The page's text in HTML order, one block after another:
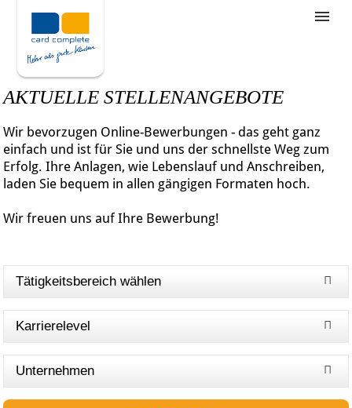
Stellenangebote
Unternehmensziele
Wie bewerbe ich mich
AKTUELLE STELLENANGEBOTE
Wir bevorzugen Online-Bewerbungen - das geht ganz
einfach und ist für Sie und uns der schnellste Weg zum
Erfolg. Ihre Anlagen, wie Lebenslauf und Anschreiben,
laden Sie bequem in allen gängigen Formaten hoch.
Wir freuen uns auf Ihre Bewerbung!
Tätigkeitsbereich wählen
Karrierelevel
Unternehmen